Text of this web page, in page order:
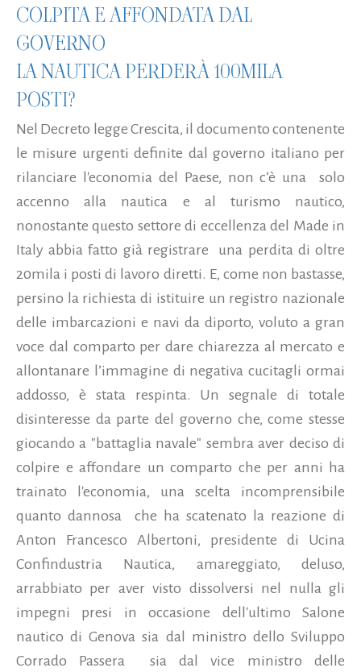
COLPITA E AFFONDATA DAL
GOVERNO
LA NAUTICA PERDERÀ 100MILA
POSTI?
Nel Decreto legge Crescita, il documento contenente
le misure urgenti definite dal governo italiano per
rilanciare l'economia del Paese, non c’è una solo
accenno alla nautica e al turismo nautico,
nonostante questo settore di eccellenza del Made in
Italy abbia fatto già registrare una perdita di oltre
20mila i posti di lavoro diretti. E, come non bastasse,
persino la richiesta di istituire un registro nazionale
delle imbarcazioni e navi da diporto, voluto a gran
voce dal comparto per dare chiarezza al mercato e
allontanare l’immagine di negativa cucitagli ormai
addosso, è stata respinta. Un segnale di totale
disinteresse da parte del governo che, come stesse
giocando a "battaglia navale" sembra aver deciso di
colpire e affondare un comparto che per anni ha
trainato l'economia, una scelta incomprensibile
quanto dannosa che ha scatenato la reazione di
Anton Francesco Albertoni, presidente di Ucina
Confindustria Nautica, amareggiato, deluso,
arrabbiato per aver visto dissolversi nel nulla gli
impegni presi in occasione dell'ultimo Salone
nautico di Genova sia dal ministro dello Sviluppo
Corrado Passera sia dal vice ministro delle